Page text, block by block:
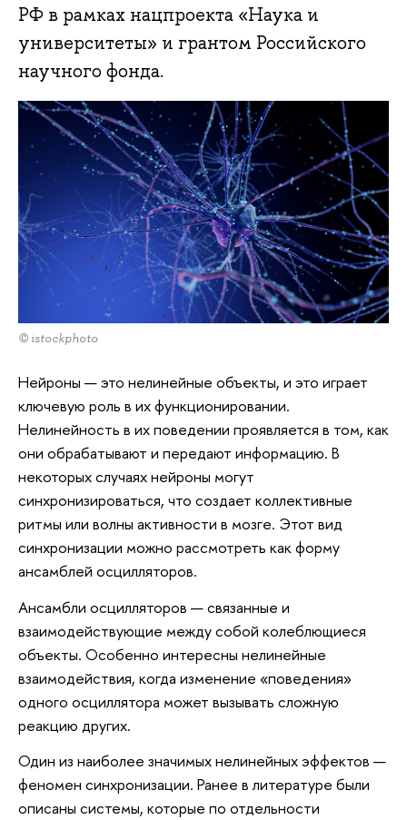
РФ в рамках нацпроекта «Наука и
университеты» и грантом Российского
научного фонда.
© istockphoto
Нейроны — это нелинейные объекты, и это играет
ключевую роль в их функционировании.
Нелинейность в их поведении проявляется в том, как
они обрабатывают и передают информацию. В
некоторых случаях нейроны могут
синхронизироваться, что создает коллективные
ритмы или волны активности в мозге. Этот вид
синхронизации можно рассмотреть как форму
ансамблей осцилляторов.
Ансамбли осцилляторов — связанные и
взаимодействующие между собой колеблющиеся
объекты. Особенно интересны нелинейные
взаимодействия, когда изменение «поведения»
одного осциллятора может вызывать сложную
реакцию других.
Один из наиболее значимых нелинейных эффектов —
феномен синхронизации. Ранее в литературе были
описаны системы, которые по отдельности